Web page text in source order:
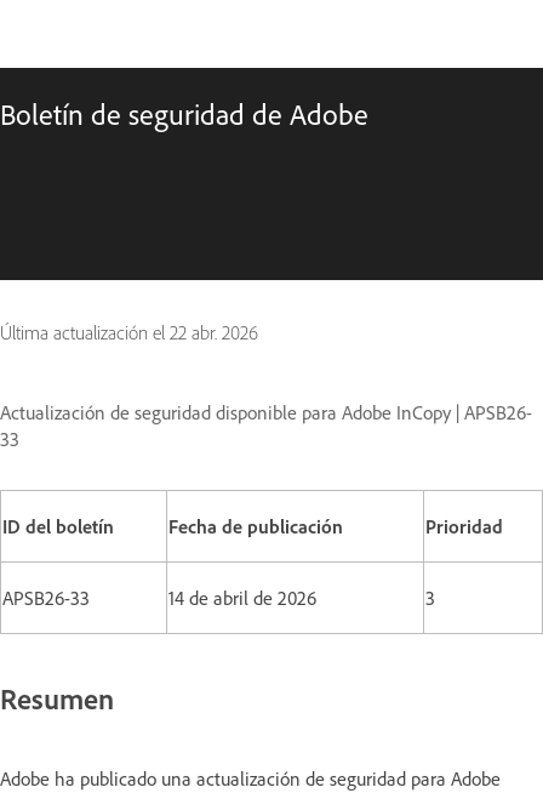
Boletín de seguridad de Adobe
Última actualización el 22 abr. 2026
Actualización de seguridad disponible para Adobe InCopy | APSB26-
33
ID del boletín Fecha de publicación Prioridad
APSB26-33 14 de abril de 2026 3
Resumen
Adobe ha publicado una actualización de seguridad para Adobe